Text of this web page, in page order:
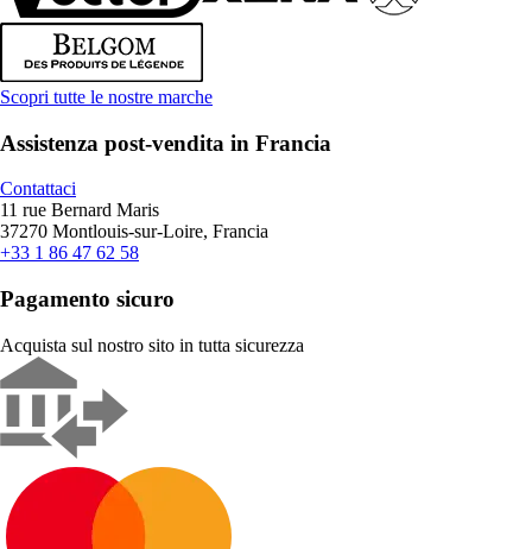
Scopri tutte le nostre marche
Assistenza post-vendita in Francia
Contattaci
11 rue Bernard Maris
37270 Montlouis-sur-Loire, Francia
+33 1 86 47 62 58
Pagamento sicuro
Acquista sul nostro sito in tutta sicurezza